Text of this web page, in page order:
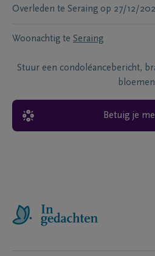
Overleden te Seraing op 27/12/
Woonachtig te Seraing
Stuur een condoléancebericht,
bloemen
Betuig je